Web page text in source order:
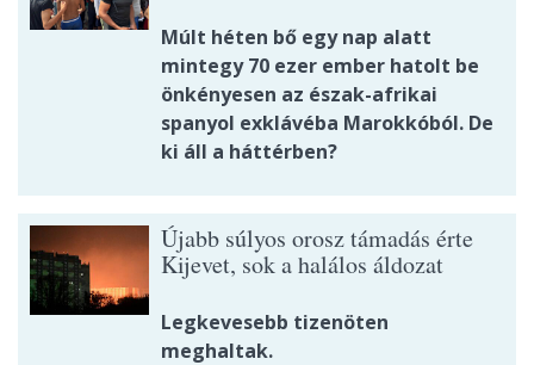
Múlt héten bő egy nap alatt
mintegy 70 ezer ember hatolt be
önkényesen az észak-afrikai
spanyol exklávéba Marokkóból. De
ki áll a háttérben?
Újabb súlyos orosz támadás érte
Kijevet, sok a halálos áldozat
Legkevesebb tizenöten
meghaltak.